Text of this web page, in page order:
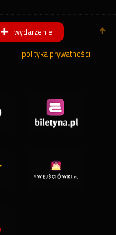
wydarzenie
polityka prywatności